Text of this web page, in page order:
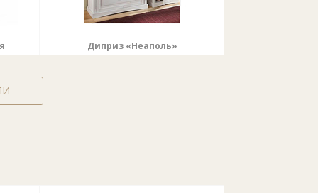
Диприз «Неаполь»